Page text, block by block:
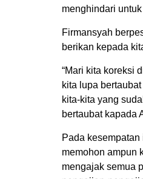
menghindari
Firmansyah
berikan kepada
“Mari kita koreksi
kita lupa
kita-kita yang
bertaubat kapada
Pada
memohon ampun
mengajak semua